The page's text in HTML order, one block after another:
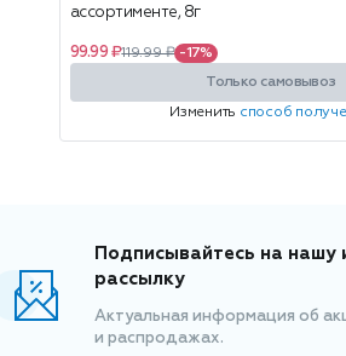
ассортименте, 8г
99.99 ₽119.99 ₽ -17%
Только самовывоз
Изменить способ
Подписывайтесь на
рассылку
Актуальная информация об
и распродажах.